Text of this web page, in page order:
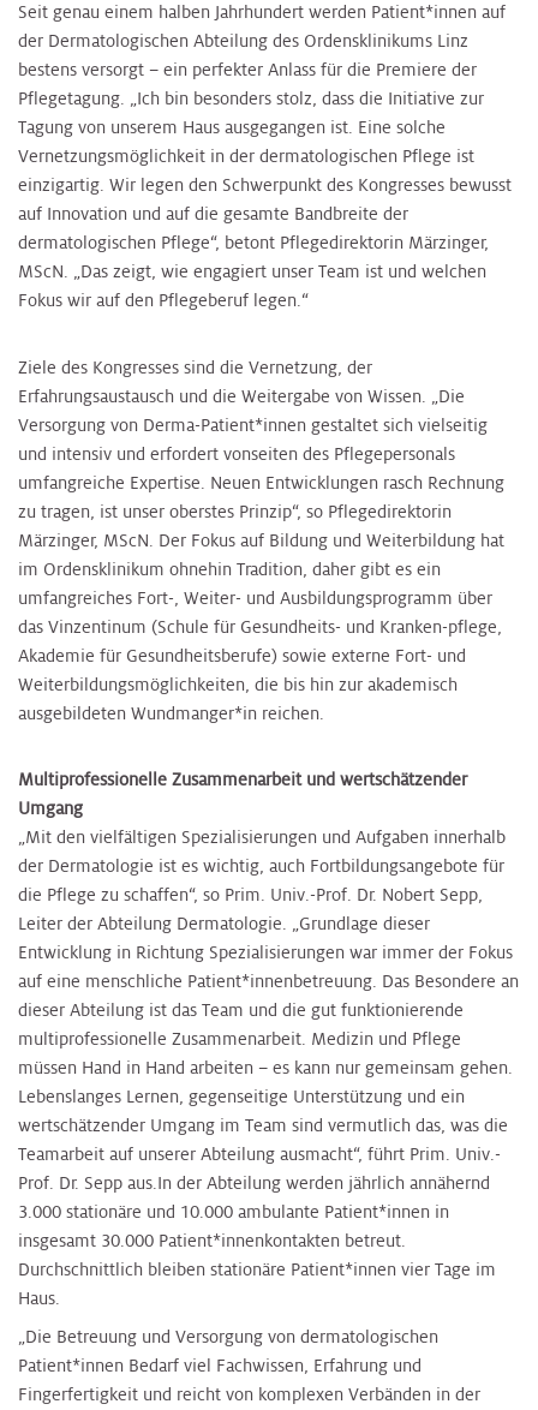
Seit genau einem halben Jahrhundert werden Patient*innen auf
der Dermatologischen Abteilung des Ordensklinikums Linz
bestens versorgt – ein perfekter Anlass für die Premiere der
Pflegetagung. „Ich bin besonders stolz, dass die Initiative zur
Tagung von unserem Haus ausgegangen ist. Eine solche
Vernetzungsmöglichkeit in der dermatologischen Pflege ist
einzigartig. Wir legen den Schwerpunkt des Kongresses bewusst
auf Innovation und auf die gesamte Bandbreite der
dermatologischen Pflege“, betont Pflegedirektorin Märzinger,
MScN. „Das zeigt, wie engagiert unser Team ist und welchen
Fokus wir auf den Pflegeberuf legen.“
Ziele des Kongresses sind die Vernetzung, der
Erfahrungsaustausch und die Weitergabe von Wissen. „Die
Versorgung von Derma-Patient*innen gestaltet sich vielseitig
und intensiv und erfordert vonseiten des Pflegepersonals
umfangreiche Expertise. Neuen Entwicklungen rasch Rechnung
zu tragen, ist unser oberstes Prinzip“, so Pflegedirektorin
Märzinger, MScN. Der Fokus auf Bildung und Weiterbildung hat
im Ordensklinikum ohnehin Tradition, daher gibt es ein
umfangreiches Fort-, Weiter- und Ausbildungsprogramm über
das Vinzentinum (Schule für Gesundheits- und Kranken-pflege,
Akademie für Gesundheitsberufe) sowie externe Fort- und
Weiterbildungsmöglichkeiten, die bis hin zur akademisch
ausgebildeten Wundmanger*in reichen.
Multiprofessionelle Zusammenarbeit und wertschätzender
Umgang
„Mit den vielfältigen Spezialisierungen und Aufgaben innerhalb
der Dermatologie ist es wichtig, auch Fortbildungsangebote für
die Pflege zu schaffen“, so Prim. Univ.-Prof. Dr. Nobert Sepp,
Leiter der Abteilung Dermatologie. „Grundlage dieser
Entwicklung in Richtung Spezialisierungen war immer der Fokus
auf eine menschliche Patient*innenbetreuung. Das Besondere an
dieser Abteilung ist das Team und die gut funktionierende
multiprofessionelle Zusammenarbeit. Medizin und Pflege
müssen Hand in Hand arbeiten – es kann nur gemeinsam gehen.
Lebenslanges Lernen, gegenseitige Unterstützung und ein
wertschätzender Umgang im Team sind vermutlich das, was die
Teamarbeit auf unserer Abteilung ausmacht“, führt Prim. Univ.-
Prof. Dr. Sepp aus.In der Abteilung werden jährlich annähernd
3.000 stationäre und 10.000 ambulante Patient*innen in
insgesamt 30.000 Patient*innenkontakten betreut.
Durchschnittlich bleiben stationäre Patient*innen vier Tage im
Haus.
„Die Betreuung und Versorgung von dermatologischen
Patient*innen Bedarf viel Fachwissen, Erfahrung und
Fingerfertigkeit und reicht von komplexen Verbänden in der